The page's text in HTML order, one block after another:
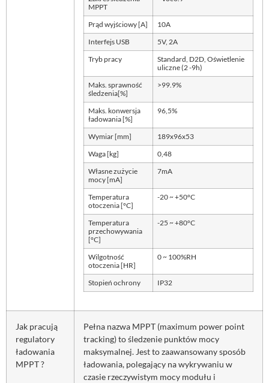
MPPT
Prąd wyjściowy [A] 10A
Interfejs USB 5V, 2A
Tryb pracy
Standard, D2D, Oświetlenie
uliczne (2 -9h)
Maks. sprawność
śledzenia[%]
>99.9%
Maks. konwersja
ładowania [%]
96,5%
Wymiar [mm] 189x96x53
Waga [kg] 0,48
Własne zużycie
mocy [mA]
7mA
Temperatura
otoczenia [°C]
-20 ~ +50°C
Temperatura
przechowywania
[°C]
-25 ~ +80°C
Wilgotność
otoczenia [HR]
0 ~ 100%RH
Stopień ochrony IP32
Jak pracują
regulatory
ładowania
MPPT ?
Pełna nazwa MPPT (maximum power point
tracking) to śledzenie punktów mocy
maksymalnej. Jest to zaawansowany sposób
ładowania, polegający na wykrywaniu w
czasie rzeczywistym mocy modułu i